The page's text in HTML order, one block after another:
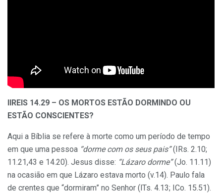
IIREIS 14.29 – OS MORTOS ESTÃO DORMINDO OU
ESTÃO CONSCIENTES?
Aqui a Bíblia se refere à morte como um período de tempo
em que uma pessoa “dorme com os seus pais”(IRs. 2.10;
11.21,43 e 14.20). Jesus disse: “Lázaro dorme”(Jo. 11.11)
na ocasião em que Lázaro estava morto (v.14). Paulo fala
de crentes que “dormiram” no Senhor (lTs. 4.13; ICo. 15.51).